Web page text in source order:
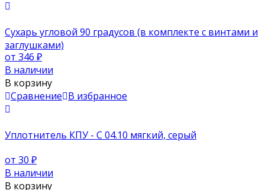
Сухарь угловой 90 градусов (в комплекте с винтами и
заглушками)
от 346 ₽
В наличии
В корзину
Сравнение В избранное
Уплотнитель КПУ - С 04.10 мягкий, серый
от 30 ₽
В наличии
В корзину